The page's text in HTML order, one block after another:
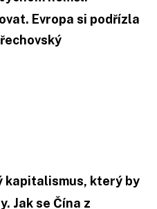
Evropa si podřízla
kapitalismus, který by
Jak se Čína z